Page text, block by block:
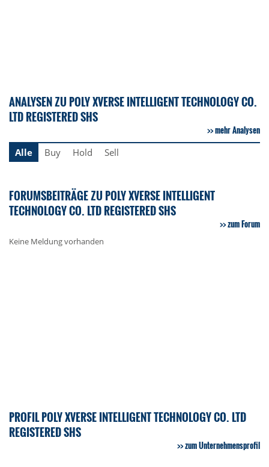
ANALYSEN ZU POLY XVERSE INTELLIGENT TECHNOLOGY CO.
LTD REGISTERED SHS
mehr Analysen
Alle
Buy Hold Sell
FORUMSBEITRÄGE ZU POLY XVERSE INTELLIGENT
TECHNOLOGY CO. LTD REGISTERED SHS
zum Forum
Keine Meldung vorhanden
PROFIL POLY XVERSE INTELLIGENT TECHNOLOGY CO. LTD
REGISTERED SHS
zum Unternehmensprofil